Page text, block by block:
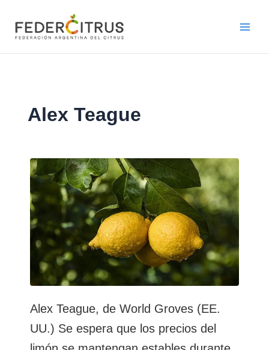
contenido
Alex Teague
Alex Teague, de World Groves (EE.
UU.) Se espera que los precios del